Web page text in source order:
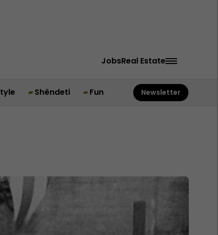
JobsReal Estate
Shëndeti Fun Newsletter